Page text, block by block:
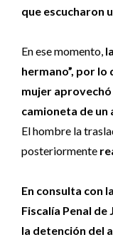
que escucharon
En ese momento,
hermano”, por lo
mujer
camioneta de un
El hombre la
posteriormente
En consulta con
Fiscalía Penal de
la detención del